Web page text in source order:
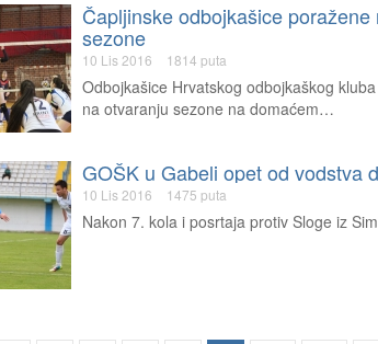
Čapljinske odbojkašice poražene
sezone
10 Lis 2016 1814 puta
Odbojkašice Hrvatskog odbojkaškog
na otvaranju sezone na domaćem…
GOŠK u Gabeli opet od vodstva
10 Lis 2016 1475 puta
Nakon 7. kola i posrtaja protiv Sloge iz